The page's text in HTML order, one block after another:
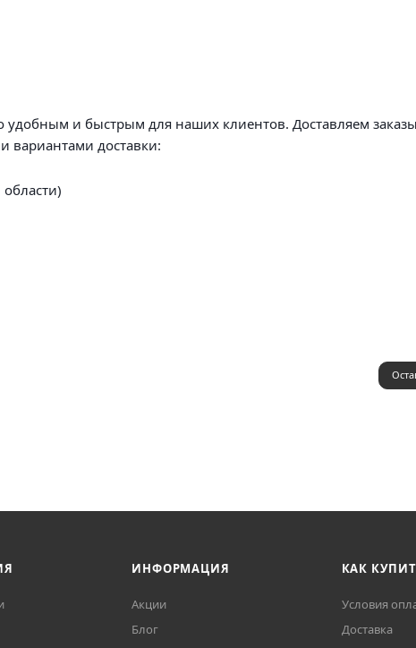
удобным и быстрым для наших клиентов. Доставляем
вариантами доставки:
ИНФОРМАЦИЯ
Акции
Блог
КАК
Условия
Доставка